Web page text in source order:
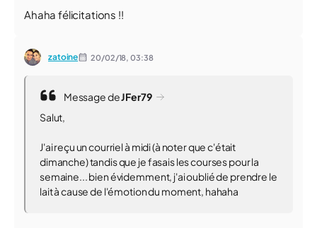
Ahaha félicitations !!
zatoine 20/02/18,03:38
Message deJFer79
Salut,
J'ai reçu un courriel à midi (à noter que c'était
dimanche) tandis que je fasais les courses pour la
semaine... bien évidemment, j'ai oublié de prendre le
lait à cause de l'émotion du moment, hahaha